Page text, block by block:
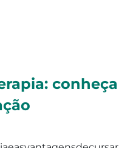
conheça